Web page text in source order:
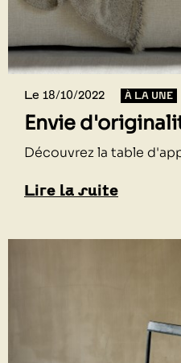
Le 18/10/2022 À LA UNE
Envie
Découvrez la table
Lire la suite